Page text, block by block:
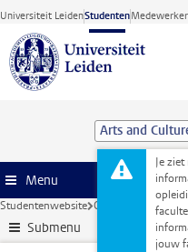
Ga direct naar de inhoud
Universiteit LeidenStudenten
Je
jouw
Menu
Studentenwebsite Ondersteuning
Submenu